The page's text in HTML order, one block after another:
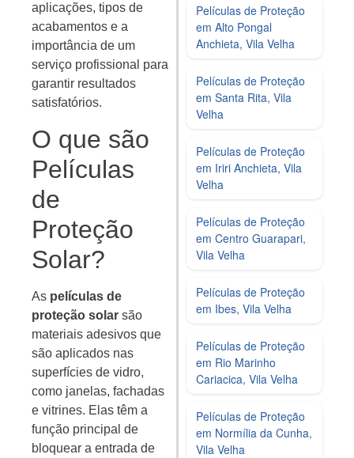
aplicações, tipos de
acabamentos e a
importância de um
serviço profissional para
garantir resultados
satisfatórios.
O que são
Películas
de
Proteção
Solar?
As películas de
proteção solar são
materiais adesivos que
são aplicados nas
superfícies de vidro,
como janelas, fachadas
e vitrines. Elas têm a
função principal de
bloquear a entrada de
Películas de Proteção
em Alto Pongal
Anchieta, Vila Velha
Películas de Proteção
em Santa Rita, Vila
Velha
Películas de Proteção
em Iriri Anchieta, Vila
Velha
Películas de Proteção
em Centro Guarapari,
Vila Velha
Películas de Proteção
em Ibes, Vila Velha
Películas de Proteção
em Rio Marinho
Cariacica, Vila Velha
Películas de Proteção
em Normília da Cunha,
Vila Velha